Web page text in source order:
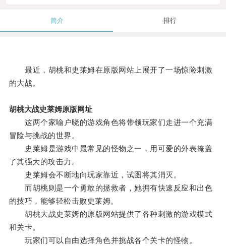
简介 排行
最近，胡桃和史莱姆在原版网站上展开了一场惊险刺激
的大战。
胡桃大战史莱姆原版网址
这两个家喻户晓的游戏角色将带领玩家们走进一个充满
冒险与挑战的世界。
史莱姆是游戏中最常见的怪物之一，用可爱的外表掩盖
了其强大的攻击力。
史莱姆会不断地向玩家靠近，试图将其消灭。
而胡桃则是一个勇敢的拯救者，她拥有快速反应和出色
的技巧，能够轻松击败史莱姆。
胡桃大战史莱姆的原版网站提供了各种刺激的游戏模式
和关卡。
玩家们可以自由选择角色并挑战各个关卡的怪物。